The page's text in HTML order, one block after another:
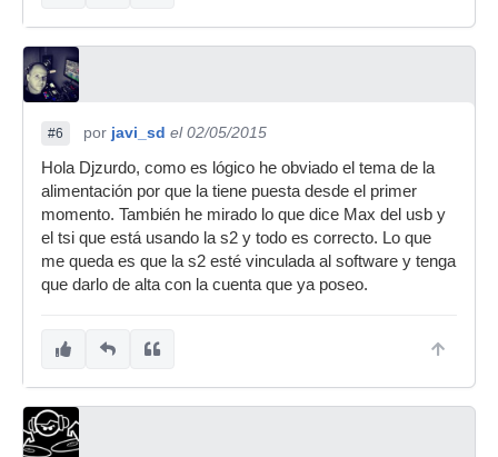
#6 por javi_sd el 02/05/2015
Hola Djzurdo, como es lógico he obviado el tema de la
alimentación por que la tiene puesta desde el primer
momento. También he mirado lo que dice Max del usb y
el tsi que está usando la s2 y todo es correcto. Lo que
me queda es que la s2 esté vinculada al software y tenga
que darlo de alta con la cuenta que ya poseo.